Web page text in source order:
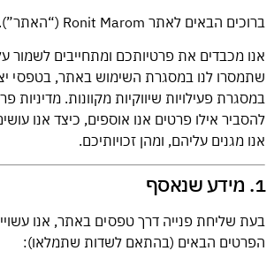
ברוכים הבאים לאתר Ronit Marom (“האתר”).
אנו מכבדים את פרטיותכם ומתחייבים לשמור
שתמסרו לנו במסגרת השימוש באתר, בטפסי
במסגרת פעילויות שיווקיות מקוונות. מדיניות
להסביר אילו פרטים אנו אוספים, כיצד אנו
אנו מגנים עליהם, ומהן זכויותיכם.
1. מידע שנאסף
בעת שליחת פנייה דרך טפסים באתר, אנו
הפרטים הבאים (בהתאם לשדות שתמלאו):